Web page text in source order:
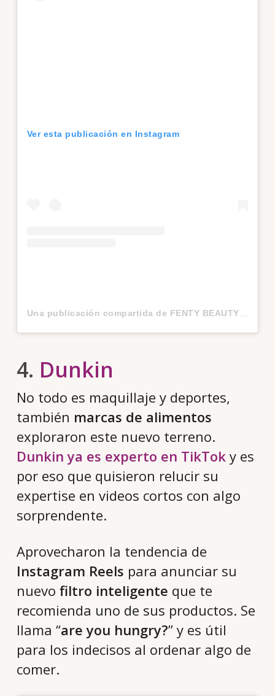
Ver esta publicación en Instagram
4. Dunkin
No todo es maquillaje y deportes,
también marcas de alimentos
exploraron este nuevo terreno.
Dunkin ya es experto en TikToky es
por eso que quisieron relucir su
expertise en videos cortos con algo
sorprendente.
Aprovecharon la tendencia de
Instagram Reels para anunciar su
nuevo filtro inteligente que te
recomienda uno de sus productos. Se
llama “are you hungry?” y es útil
para los indecisos al ordenar algo de
comer.